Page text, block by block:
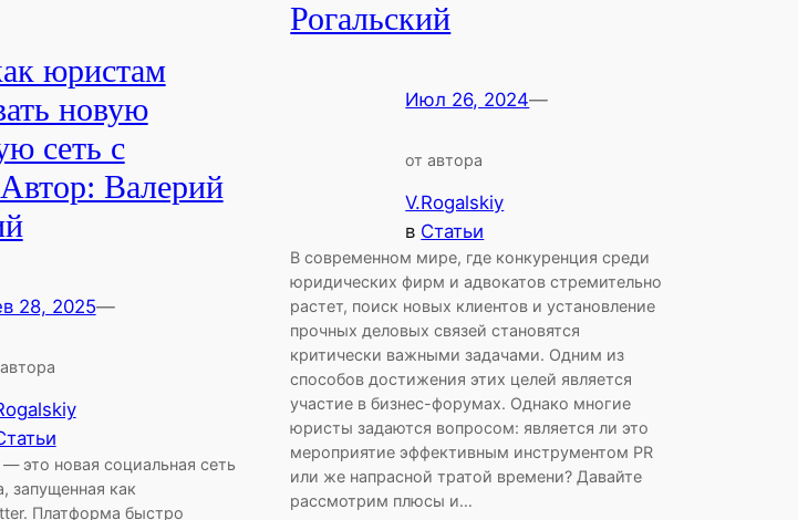
юристам
новую
сеть с
Валерий
28, 2025—
это новая социальная сеть
запущенная как
Платформа быстро
Рогальский
Июл 26, 2024—
от автора
V.Rogalskiy
в Статьи
В современном мире, где конкуренция среди
юридических фирм и адвокатов стремительно
растет, поиск новых клиентов и установление
прочных деловых связей становятся
критически важными задачами. Одним из
способов достижения этих целей является
участие в бизнес-форумах. Однако многие
юристы задаются вопросом: является ли это
мероприятие эффективным инструментом PR
или же напрасной тратой времени? Давайте
рассмотрим плюсы и…